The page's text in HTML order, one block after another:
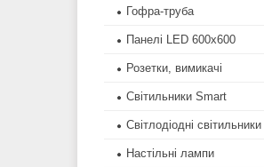
Гофра-труба
Панелі LED 600х600
Розетки, вимикачі
Світильники Smart
Світлодіодні світильники
Настільні лампи